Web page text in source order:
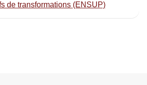
de transformations (ENSUP)